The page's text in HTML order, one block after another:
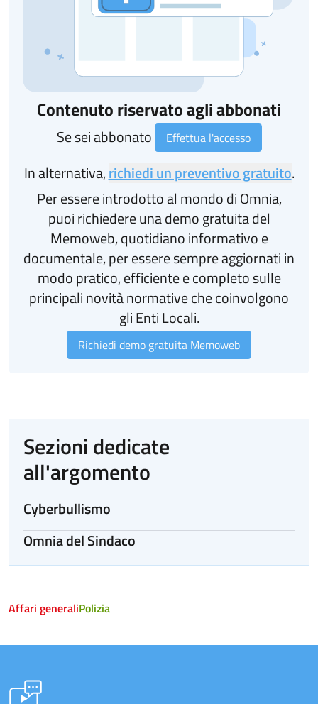
Contenuto riservato agli abbonati
Se sei abbonato Effettua l'accesso
In alternativa,richiedi un preventivo gratuito.
Per essere introdotto al mondo di Omnia,
puoi richiedere una demo gratuita del
Memoweb, quotidiano informativo e
documentale, per essere sempre aggiornati in
modo pratico, efficiente e completo sulle
principali novità normative che coinvolgono
gli Enti Locali.
Richiedi demo gratuita Memoweb
Sezioni dedicate
all'argomento
Cyberbullismo
Omnia del Sindaco
Affari generaliPolizia